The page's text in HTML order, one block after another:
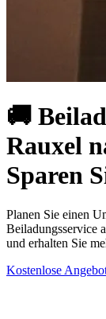
🚚
Rauxel
Sparen
Planen Sie einen
Beiladungsservice
und erhalten Sie
Kostenlose